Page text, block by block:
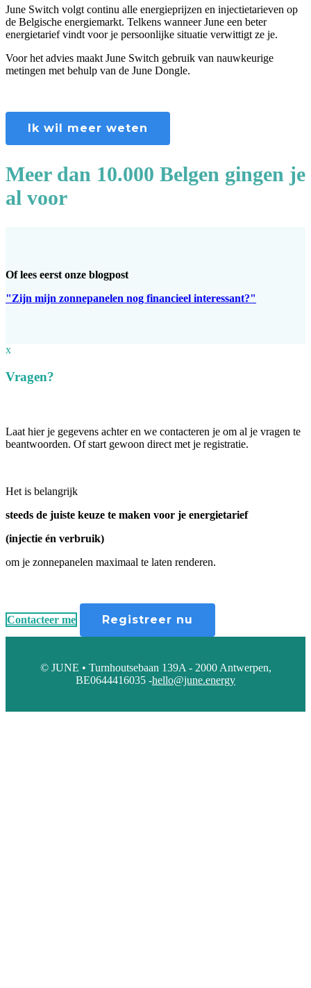
June Switch volgt continu alle energieprijzen en injectietarieven op
de Belgische energiemarkt. Telkens wanneer June een beter
energietarief vindt voor je persoonlijke situatie verwittigt ze je.
Voor het advies maakt June Switch gebruik van nauwkeurige
metingen met behulp van de June Dongle.
Ik wil meer weten
Meer dan 10.000 Belgen gingen je
al voor
Of lees eerst onze blogpost
"Zijn mijn zonnepanelen nog financieel interessant?"
x
Vragen?
Laat hier je gegevens achter en we contacteren je om al je vragen te
beantwoorden. Of start gewoon direct met je registratie.
Het is belangrijk
steeds de juiste keuze te maken voor je energietarief
(injectie én verbruik)
om je zonnepanelen maximaal te laten renderen.
Contacteer me Registreer nu
© JUNE • Turnhoutsebaan 139A - 2000 Antwerpen,
BE0644416035 -hello@june.energy